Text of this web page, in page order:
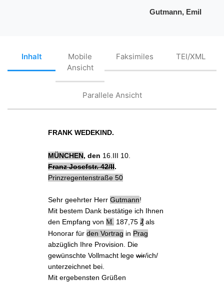
Gutmann, Emil
Inhalt
Mobile
Ansicht
Faksimiles TEI/XML
Parallele Ansicht
FRANK WEDEKIND.
MÜNCHEN, den 16.III 10.
Franz Josefstr. 42/II.
Prinzregentenstraße 50
Sehr geehrter HerrGutmann!
Mit bestem Dank bestätige ich Ihnen
den Empfang vonM 187,75₰ als
Honorar fürdenVortrag in Prag
abzüglich Ihre Provision. Die
gewünschteVollmacht legewir/ich/
unterzeichnet bei.
Mit ergebensten Grüßen